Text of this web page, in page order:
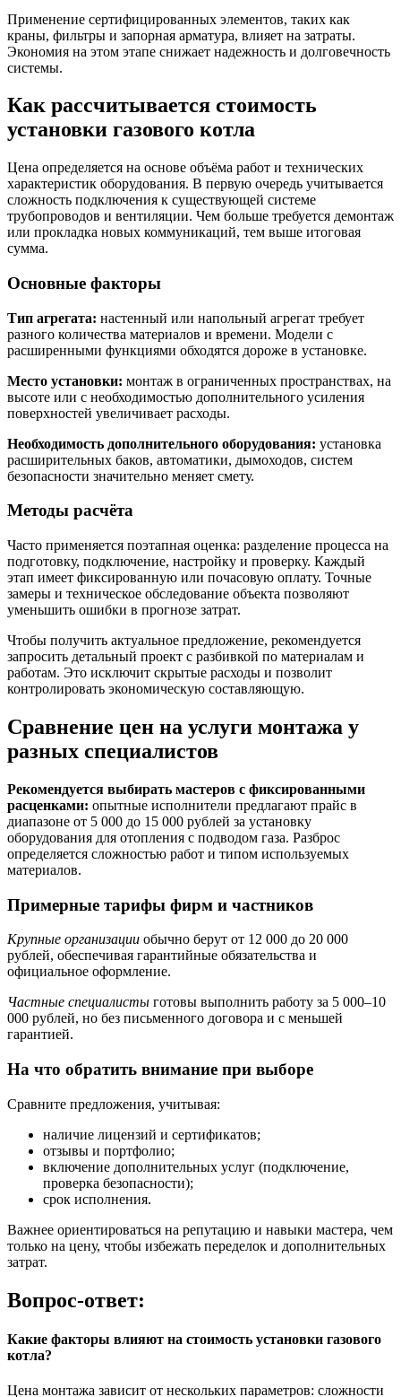
Применение сертифицированных элементов, таких как
краны, фильтры и запорная арматура, влияет на затраты.
Экономия на этом этапе снижает надежность и долговечность
системы.
Как рассчитывается стоимость
установки газового котла
Цена определяется на основе объёма работ и технических
характеристик оборудования. В первую очередь учитывается
сложность подключения к существующей системе
трубопроводов и вентиляции. Чем больше требуется демонтаж
или прокладка новых коммуникаций, тем выше итоговая
сумма.
Основные факторы
Тип агрегата: настенный или напольный агрегат требует
разного количества материалов и времени. Модели с
расширенными функциями обходятся дороже в установке.
Место установки: монтаж в ограниченных пространствах, на
высоте или с необходимостью дополнительного усиления
поверхностей увеличивает расходы.
Необходимость дополнительного оборудования: установка
расширительных баков, автоматики, дымоходов, систем
безопасности значительно меняет смету.
Методы расчёта
Часто применяется поэтапная оценка: разделение процесса на
подготовку, подключение, настройку и проверку. Каждый
этап имеет фиксированную или почасовую оплату. Точные
замеры и техническое обследование объекта позволяют
уменьшить ошибки в прогнозе затрат.
Чтобы получить актуальное предложение, рекомендуется
запросить детальный проект с разбивкой по материалам и
работам. Это исключит скрытые расходы и позволит
контролировать экономическую составляющую.
Сравнение цен на услуги монтажа у
разных специалистов
Рекомендуется выбирать мастеров с фиксированными
расценками: опытные исполнители предлагают прайс в
диапазоне от 5 000 до 15 000 рублей за установку
оборудования для отопления с подводом газа. Разброс
определяется сложностью работ и типом используемых
материалов.
Примерные тарифы фирм и частников
Крупные организации обычно берут от 12 000 до 20 000
рублей, обеспечивая гарантийные обязательства и
официальное оформление.
Частные специалисты готовы выполнить работу за 5 000–10
000 рублей, но без письменного договора и с меньшей
гарантией.
На что обратить внимание при выборе
Сравните предложения, учитывая:
наличие лицензий и сертификатов;
отзывы и портфолио;
включение дополнительных услуг (подключение,
проверка безопасности);
срок исполнения.
Важнее ориентироваться на репутацию и навыки мастера, чем
только на цену, чтобы избежать переделок и дополнительных
затрат.
Вопрос-ответ:
Какие факторы влияют на стоимость установки газового
котла?
Цена монтажа зависит от нескольких параметров: сложности